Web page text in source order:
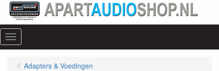
Menu
Adapters & Voedingen